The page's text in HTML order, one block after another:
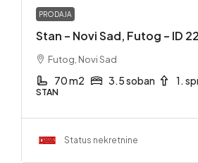
PRODAJA
Stan – Novi Sad, Futog – ID
Futog, Novi Sad
70 m2 3.5 soban 1.
STAN
Status nekretnine